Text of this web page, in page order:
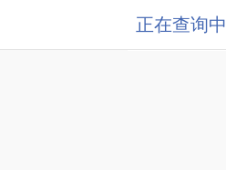
正在查询中